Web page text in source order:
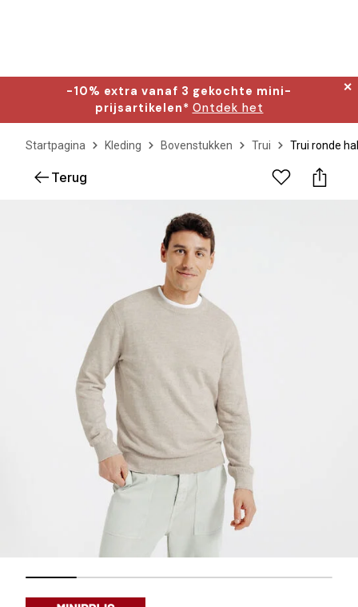
-10% extra vanaf 3 gekochte mini-
prijsartikelen* Ontdek het
✕
Startpagina Kleding Bovenstukken Trui Trui ronde
Terug